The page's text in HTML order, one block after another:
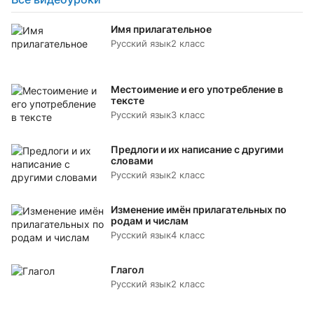
Имя прилагательное
Русский язык2 класс
Местоимение и его употребление в
тексте
Русский язык3 класс
Предлоги и их написание с другими
словами
Русский язык2 класс
Изменение имён прилагательных по
родам и числам
Русский язык4 класс
Глагол
Русский язык2 класс